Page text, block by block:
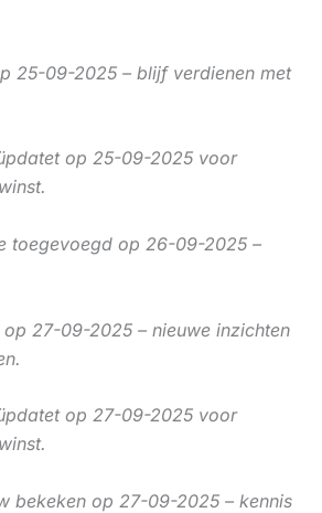
25-09-2025 – blijf verdienen met
op 25-09-2025 voor
toegevoegd op 26-09-2025 –
27-09-2025 – nieuwe inzichten
op 27-09-2025 voor
bekeken op 27-09-2025 – kennis